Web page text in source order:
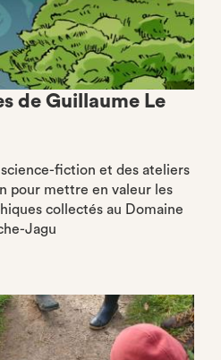
de Guillaume Le
fiction et des ateliers
pour mettre en valeur les
collectés au Domaine
Jagu